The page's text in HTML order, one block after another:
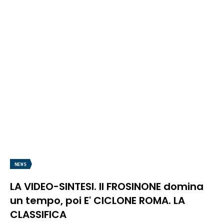
NEWS
LA VIDEO-SINTESI. Il FROSINONE domina
un tempo, poi E' CICLONE ROMA. LA
CLASSIFICA